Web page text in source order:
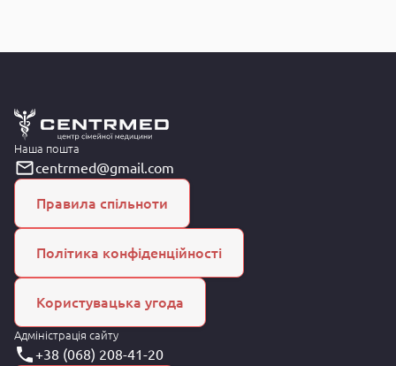
Наша пошта
centrmed@gmail.com
Правила спільноти
Політика конфіденційності
Користувацька угода
Адміністрація сайту
+38 (068) 208-41-20